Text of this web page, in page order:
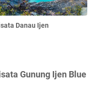
Danau Ijen
Gunung Ijen Blue